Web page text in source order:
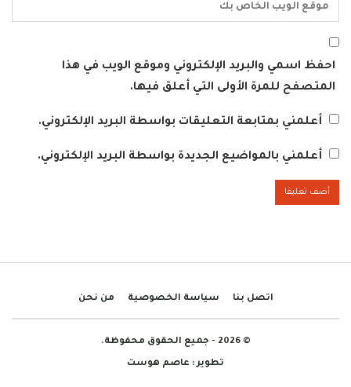
احفظ اسمي والبريد الإلكتروني وموقع الويب في هذا
المتصفح للمرة الأولى التي أعلق فيها.
أعلمني بمتابعة التعليقات بواسطة البريد الإلكتروني.
أعلمني بالمواضيع الجديدة بواسطة البريد الإلكتروني.
اتصل بنا سياسة الخصوصية من نحن
© 2026 - جميع الحقوق محفوظة.
تطوير : عاصم هوست